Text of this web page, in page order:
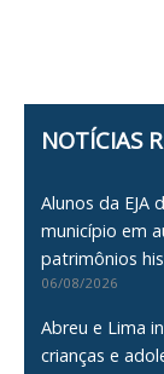
NOTÍCIAS
Alunos da EJA
município em
patrimônios
06/08/2026
Abreu e Lima
crianças e